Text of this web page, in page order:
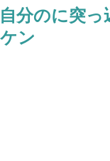
分のに突っ
ン